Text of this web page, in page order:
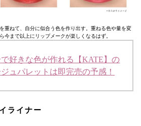
重ねて、自分に似合う色を作り出す。重ねる色や量を変
今まで以上にリップメークが楽しくなるはず。
で好きな色が作れる【KATE】の
ュパレットは即完売の予感！
ライナー